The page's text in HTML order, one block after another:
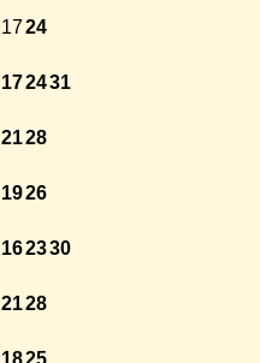
1724
172431
2128
1926
162330
2128
1825